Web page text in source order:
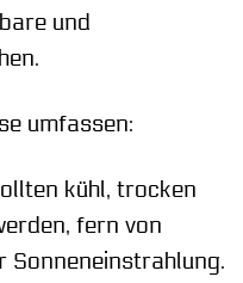
und
umfassen:
kühl, trocken
fern von
Sonneneinstrahlung.